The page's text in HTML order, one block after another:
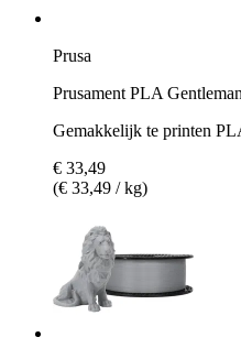
Prusa
Prusament PLA
Gemakkelijk te printen
€ 33,49
(€ 33,49 / kg)